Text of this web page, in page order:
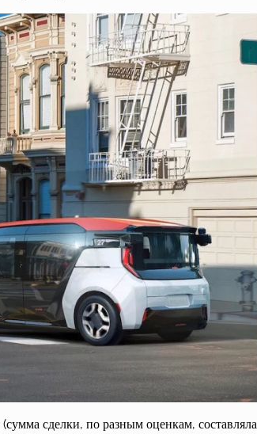
сделки, по разным оценкам, составляла